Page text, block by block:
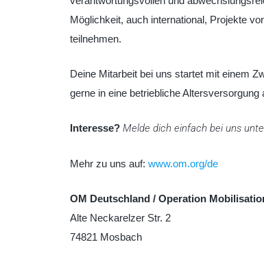
Möglichkeit, auch international, Projekte
teilnehmen.
Deine Mitarbeit bei uns startet mit einem
gerne in eine betriebliche
Interesse? Melde dich einfach bei uns
Mehr zu uns auf: www.om.org/de
OM Deutschland / Operation
Alte Neckarelzer Str. 2
74821 Mosbach